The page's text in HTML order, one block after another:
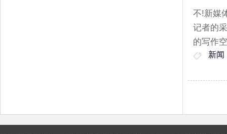
不!新媒
记者的
的写作
新闻